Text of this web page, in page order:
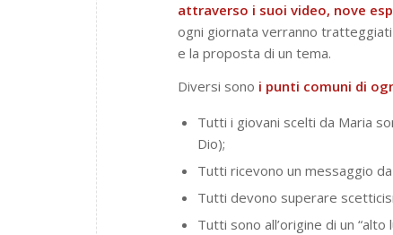
attraverso i suoi video, nove
ogni giornata verranno tratteggiati
e la proposta di un tema.
Diversi sono i punti comuni di
Tutti i giovani scelti da Maria
Dio);
Tutti ricevono un messaggio
Tutti devono superare
Tutti sono all’origine di un